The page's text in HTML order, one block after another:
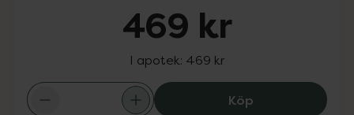
469 kr
I apotek: 469 kr
KöpB Swish Bwild